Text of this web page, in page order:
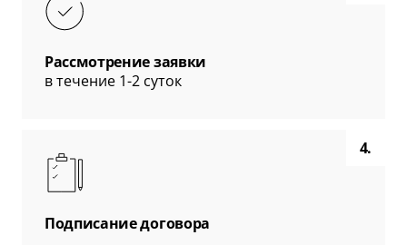
Рассмотрение заявки
в течение 1-2 суток
4.
Подписание договора